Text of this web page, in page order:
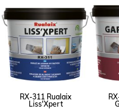
RX-311 Rualaix
Liss'Xpert